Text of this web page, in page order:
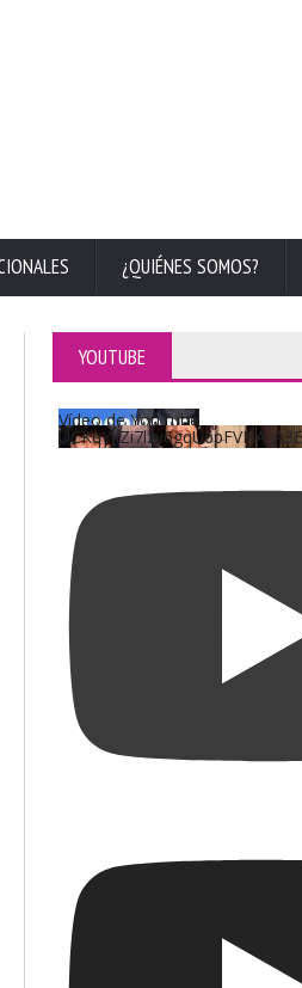
¿QUIÉNES SOMOS?
YOUTUBE
Vídeo de YouTube